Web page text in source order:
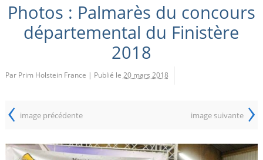
Photos : Palmarès du concours
départemental du Finistère
2018
Par Prim Holstein France | Publié le 20 mars 2018
‹ image précédente image suivante ›